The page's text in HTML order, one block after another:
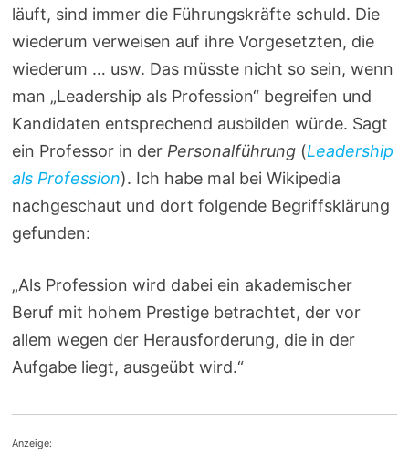
läuft, sind immer die Führungskräfte schuld. Die
wiederum verweisen auf ihre Vorgesetzten, die
wiederum … usw. Das müsste nicht so sein, wenn
man „Leadership als Profession“ begreifen und
Kandidaten entsprechend ausbilden würde. Sagt
ein Professor in der Personalführung (Leadership
als Profession). Ich habe mal bei Wikipedia
nachgeschaut und dort folgende Begriffsklärung
gefunden:
„Als Profession wird dabei ein akademischer
Beruf mit hohem Prestige betrachtet, der vor
allem wegen der Herausforderung, die in der
Aufgabe liegt, ausgeübt wird.“
Anzeige: